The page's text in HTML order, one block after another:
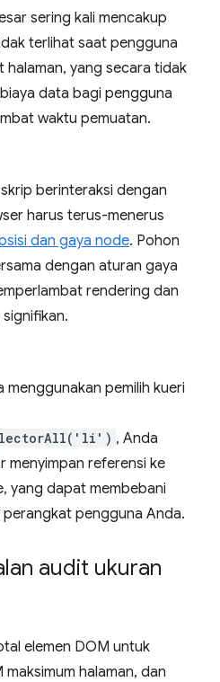
sering kali mencakup
terlihat saat pengguna
halaman, yang secara tidak
data bagi pengguna
waktu pemuatan.
berinteraksi dengan
harus terus-menerus
dan gaya node. Pohon
dengan aturan gaya
rendering dan
menggunakan pemilih kueri
, Anda
menyimpan referensi ke
yang dapat membebani
perangkat pengguna Anda.
audit ukuran
elemen DOM untuk
halaman, dan